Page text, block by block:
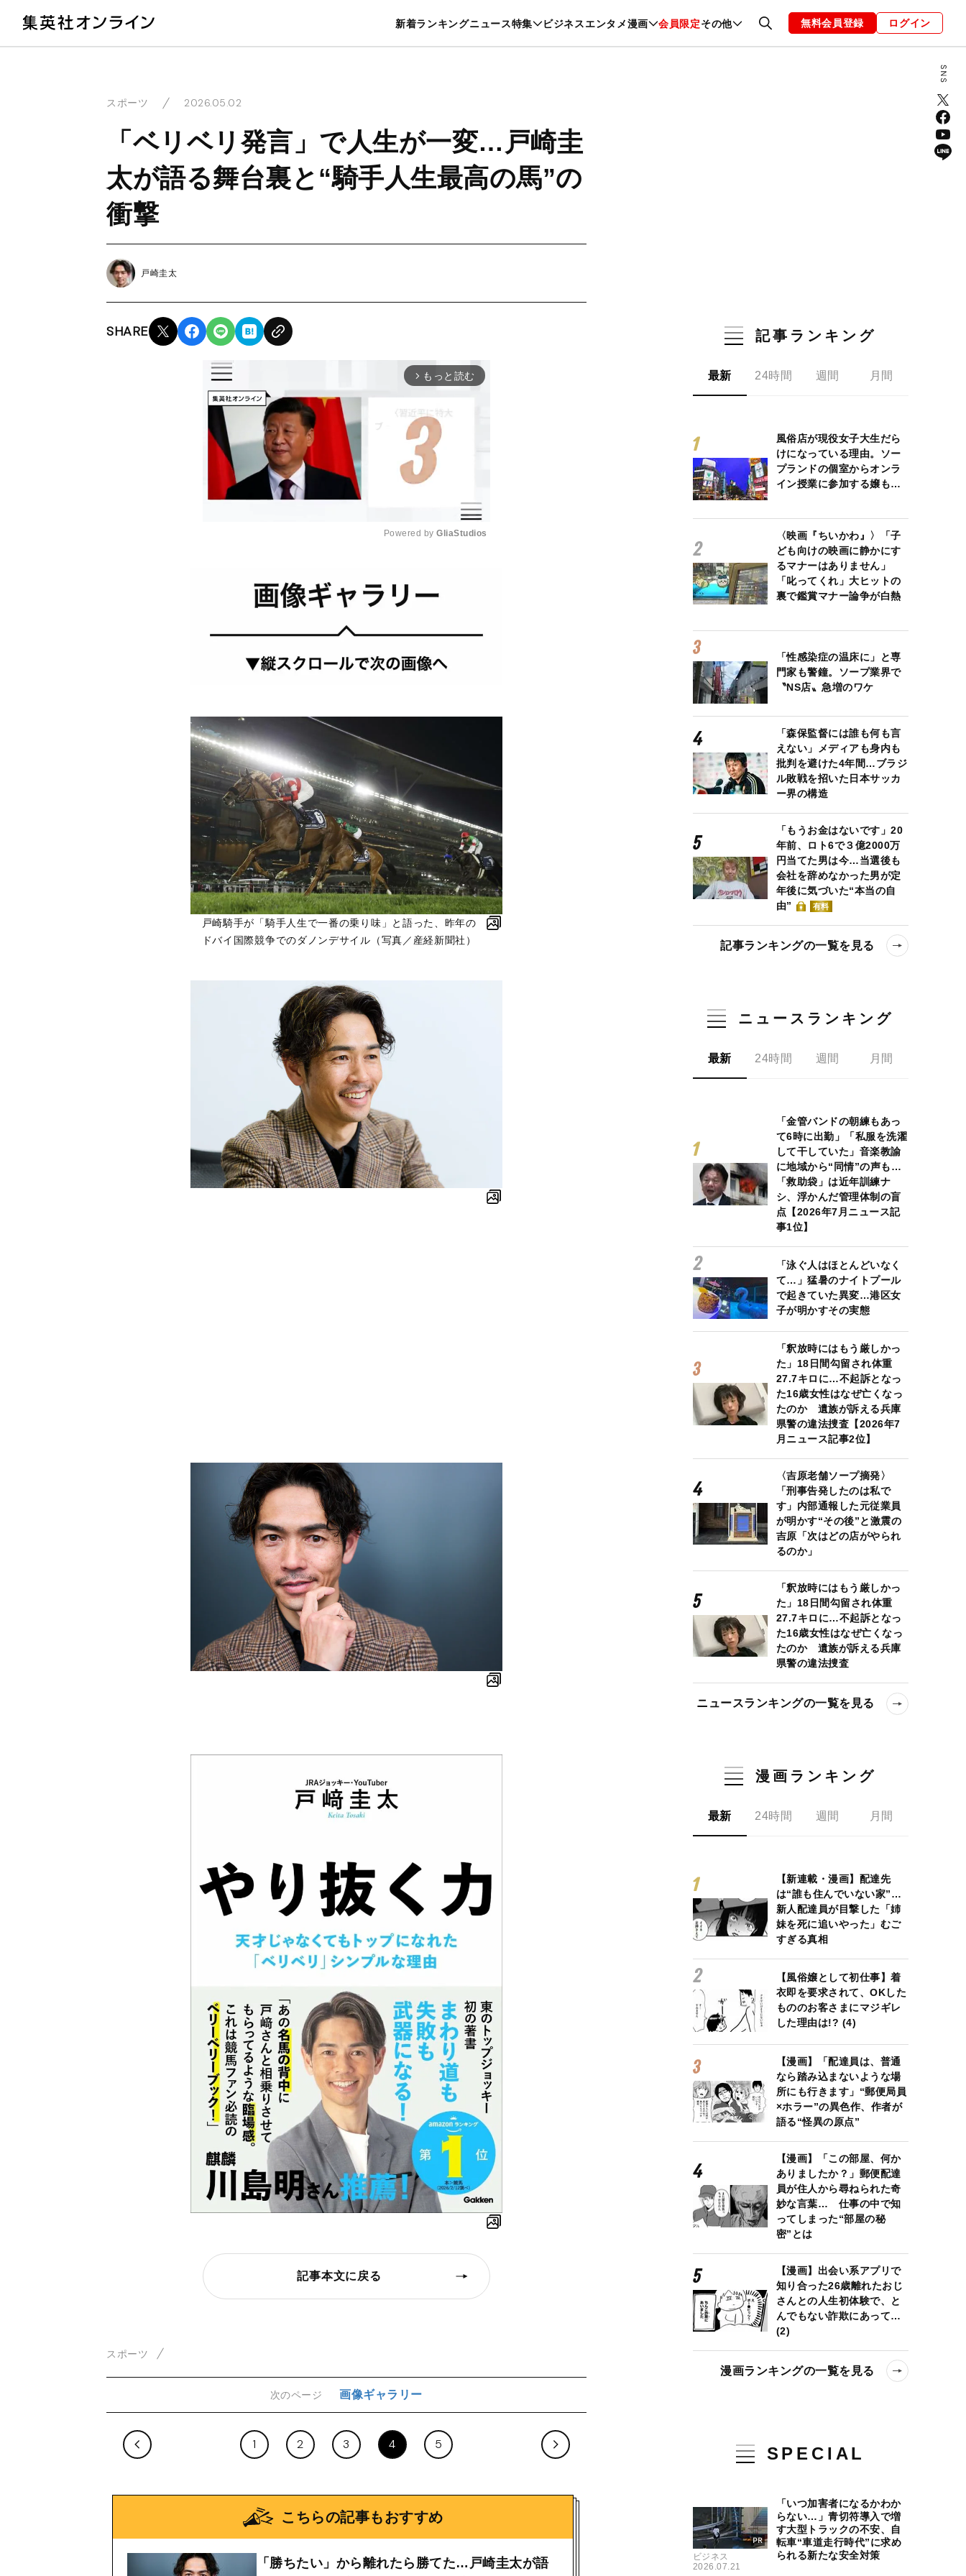
新着ランキングニュース特集 ビジネスエンタメ漫画 会員限定その他
暮らし スポーツ ヘルスケア 美容 グルメ ファッション 恋愛・結婚 編集部 お知らせ
無料会員登録 ログイン
スポーツ 2026.05.02
「ベリベリ発言」で人生が一変…戸崎圭
太が語る舞台裏と“騎手人生最高の馬”の
衝撃
戸崎圭太
SHARE
arrow_forward_ios もっと読む
u
e
Powered by GliaStudios
戸崎騎手が「騎手人生で一番の乗り味」と語った、昨年の
ドバイ国際競争でのダノンデサイル（写真／産経新聞社）
記事本文に戻る
スポーツ
次のページ 画像ギャラリー
1 2 3 4 5
こちらの記事もおすすめ
「勝ちたい」から離れたら勝てた…戸崎圭太が語
記事ランキング
最新 24時間 週間 月間
風俗店が現役女子大生だら
けになっている理由。ソー
プランドの個室からオンラ
イン授業に参加する嬢も…
〈映画『ちいかわ』〉「子
ども向けの映画に静かにす
るマナーはありません」
「叱ってくれ」大ヒットの
裏で鑑賞マナー論争が白熱
「性感染症の温床に」と専
門家も警鐘。ソープ業界で
〝NS店〟急増のワケ
「森保監督には誰も何も言
えない」メディアも身内も
批判を避けた4年間…ブラジ
ル敗戦を招いた日本サッカ
ー界の構造
「もうお金はないです」20
年前、ロト6で３億2000万
円当てた男は今…当選後も
会社を辞めなかった男が定
年後に気づいた“本当の自
由”
有料
記事ランキングの一覧を見る
ニュースランキング
最新 24時間 週間 月間
「金管バンドの朝練もあっ
て6時に出勤」「私服を洗濯
して干していた」音楽教諭
に地域から“同情”の声も…
「救助袋」は近年訓練ナ
シ、浮かんだ管理体制の盲
点【2026年7月ニュース記
事1位】
「泳ぐ人はほとんどいなく
て…」猛暑のナイトプール
で起きていた異変…港区女
子が明かすその実態
「釈放時にはもう厳しかっ
た」18日間勾留され体重
27.7キロに…不起訴となっ
た16歳女性はなぜ亡くなっ
たのか 遺族が訴える兵庫
県警の違法捜査【2026年7
月ニュース記事2位】
〈吉原老舗ソープ摘発〉
「刑事告発したのは私で
す」内部通報した元従業員
が明かす“その後”と激震の
吉原「次はどの店がやられ
るのか」
「釈放時にはもう厳しかっ
た」18日間勾留され体重
27.7キロに…不起訴となっ
た16歳女性はなぜ亡くなっ
たのか 遺族が訴える兵庫
県警の違法捜査
ニュースランキングの一覧を見る
漫画ランキング
最新 24時間 週間 月間
【新連載・漫画】配達先
は“誰も住んでいない家”…
新人配達員が目撃した「姉
妹を死に追いやった」むご
すぎる真相
【風俗嬢として初仕事】着
衣即を要求されて、OKした
もののお客さまにマジギレ
した理由は!? (4)
【漫画】「配達員は、普通
なら踏み込まないような場
所にも行きます」“郵便局員
×ホラー”の異色作、作者が
語る“怪異の原点”
【漫画】「この部屋、何か
ありましたか？」郵便配達
員が住人から尋ねられた奇
妙な言葉… 仕事の中で知
ってしまった“部屋の秘
密”とは
【漫画】出会い系アプリで
知り合った26歳離れたおじ
さんとの人生初体験で、と
んでもない詐欺にあって…
(2)
漫画ランキングの一覧を見る
SPECIAL
ビジネス
2026.07.21
「いつ加害者になるかわか
らない…」青切符導入で増
す大型トラックの不安、自
転車“車道走行時代”に求め
られる新たな安全対策